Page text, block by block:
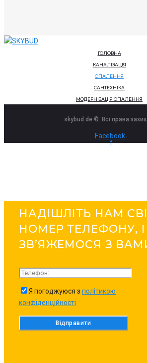
ГОЛОВНА
КАНАЛІЗАЦІЯ
ОПАЛЕННЯ
САНТЕХНІКА
МОДЕРНІЗАЦІЯ ОПАЛЕННЯ
skybud.de ©. Всі права
Facebook-
f
НАДІШЛІТЬ НАМ
НОМЕР ТЕЛЕФОНУ,
ЗВ’ЯЖЕМОСЯ З
Я погоджуюся з політикою
конфіденційності